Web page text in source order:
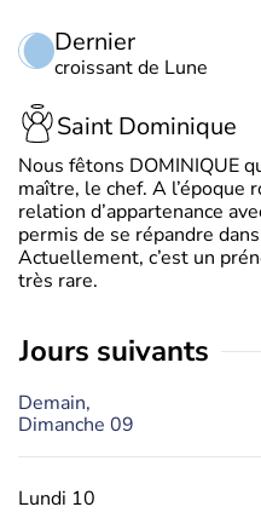
Dernier
croissant de Lune
Saint Dominique
Nous fêtons DOMINIQUE
maître, le chef. A l’époque
relation d’appartenance
permis de se répandre
Actuellement, c’est un
très rare.
jours suivants
Demain,
Dimanche 09
Lundi 10